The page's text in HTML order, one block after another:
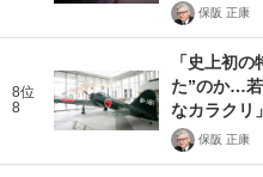
保阪 正康
8位
8
「史上初
た”のか…
なカラクリ」
保阪 正康